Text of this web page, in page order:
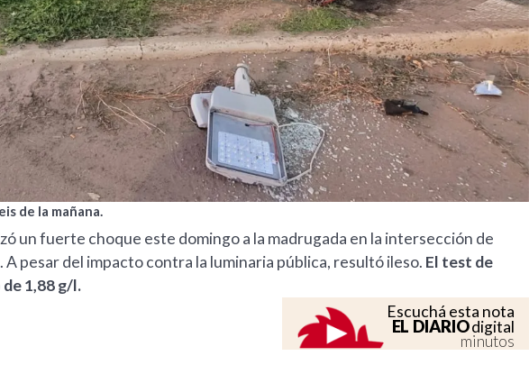
de la mañana.
un fuerte choque este domingo a la madrugada en la intersección de
pesar del impacto contra la luminaria pública, resultó ileso. El test de
1,88 g/l.
Escuchá esta nota
EL DIARIOdigital
minutos